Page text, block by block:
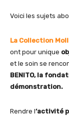
Voici les sujets
La Collection
ont pour unique
et le soin se
BENITO, la
démonstration.
Rendre l‘activité